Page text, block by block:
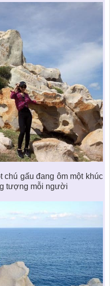
chú gấu đang ôm một khúc
tượng mỗi người